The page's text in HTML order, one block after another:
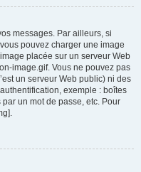
messages. Par ailleurs, si
pouvez charger une image
placée sur un serveur Web
image.gif. Vous ne pouvez pas
un serveur Web public) ni des
exemple : boîtes
un mot de passe, etc. Pour